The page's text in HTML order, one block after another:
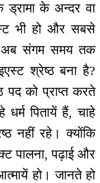
के अन्दर वा
भी हो और सबसे
अब संगम समय तक
श्रेष्ठ बना है?
पद को प्राप्त करते
पितायें हैं, चाहे
नहीं रहे। क्योंकि
पालना, पढ़ाई और
हो। जानते हो